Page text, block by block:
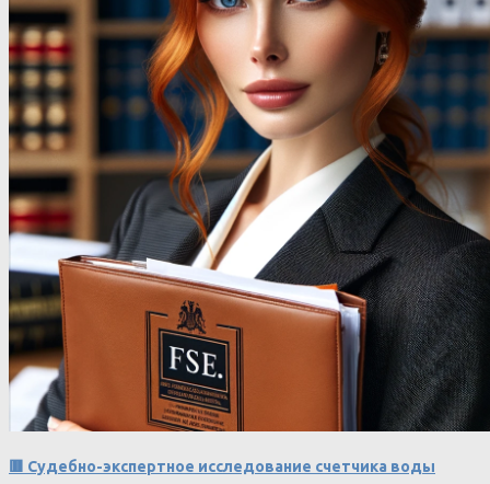
🟥 Судебно-экспертное исследование счетчика воды